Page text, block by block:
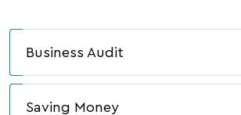
Business Audit
Saving Money